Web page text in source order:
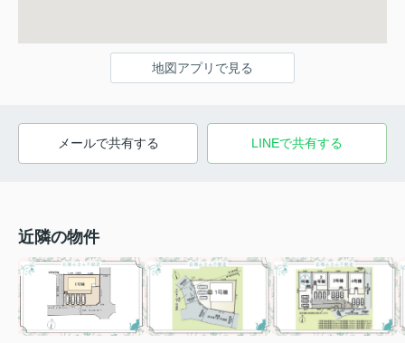
地図アプリで見る
メールで共有する LINEで共有する
近隣の物件